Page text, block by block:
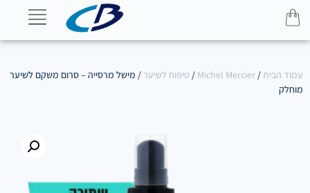
עמוד הבית/
Michel Mercier
/ טיפוח לשיער/ מישל מרסייה – סרום משקם לשיער
מוחלק